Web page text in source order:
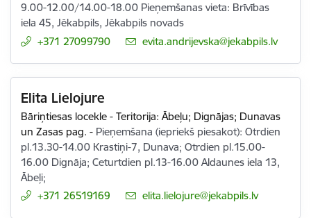
9.00-12.00/14.00-18.00 Pieņemšanas vieta: Brīvības
iela 45, Jēkabpils, Jēkabpils novads
+371 27099790
E-pasts:
evita.andrijevska@jekabpils.lv
Elita Lielojure
Bāriņtiesas locekle - Teritorija: Ābeļu; Dignājas; Dunavas
un Zasas pag. - Pieņemšana (iepriekš piesakot): Otrdien
pl.13.30-14.00 Krastiņi-7, Dunava; Otrdien pl.15.00-
16.00 Dignāja; Ceturtdien pl.13-16.00 Aldaunes iela 13,
Ābeļi;
+371 26519169
E-pasts:
elita.lielojure@jekabpils.lv